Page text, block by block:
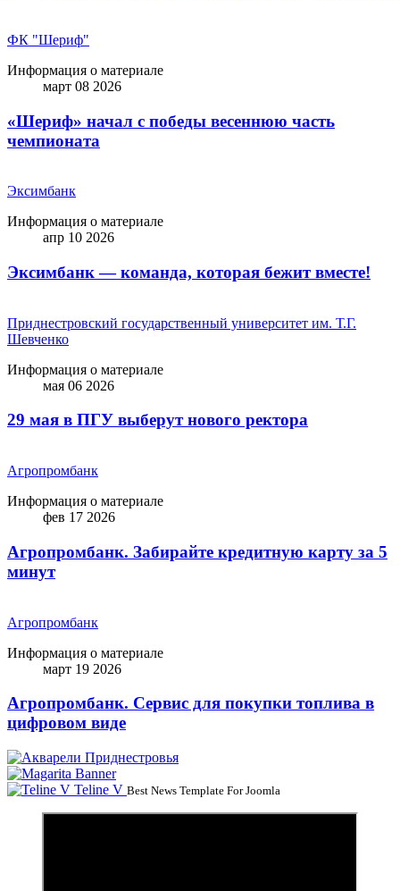
ФК "Шериф"
Информация о материале
март 08 2026
«Шериф» начал с победы весеннюю часть
чемпионата
Эксимбанк
Информация о материале
апр 10 2026
Эксимбанк — команда, которая бежит вместе!
Приднестровский государственный университет им. Т.Г.
Шевченко
Информация о материале
мая 06 2026
29 мая в ПГУ выберут нового ректора
Агропромбанк
Информация о материале
фев 17 2026
Агропромбанк. Забирайте кредитную карту за 5
минут
Агропромбанк
Информация о материале
март 19 2026
Агропромбанк. Сервис для покупки топлива в
цифровом виде
Teline V Best News Template For Joomla